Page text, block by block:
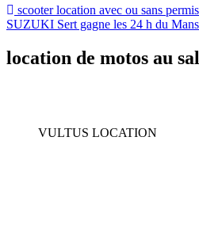
Navigation
de
l’article
Article
précédent :
scooter location avec ou sans
Article
SUZUKI Sert gagne les 24 h du
location de motos au
VULTUS LOCATION